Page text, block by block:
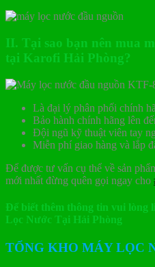
II. Tại sao bạn nên mua
tại Karofi Hải Phòng?
Là đại lý phân phối chính
Bảo hành chính hãng lên
Đội ngũ kỹ thuật viên tay
Miễn phí giao hàng và lắp
Để được tư vấn cụ thể về sản
mới nhất đừng quên gọi ngay cho
Để biết thêm thông tin vui lòng
Lọc Nước Tại Hải Phòng
TỔNG KHO MÁY LỌC